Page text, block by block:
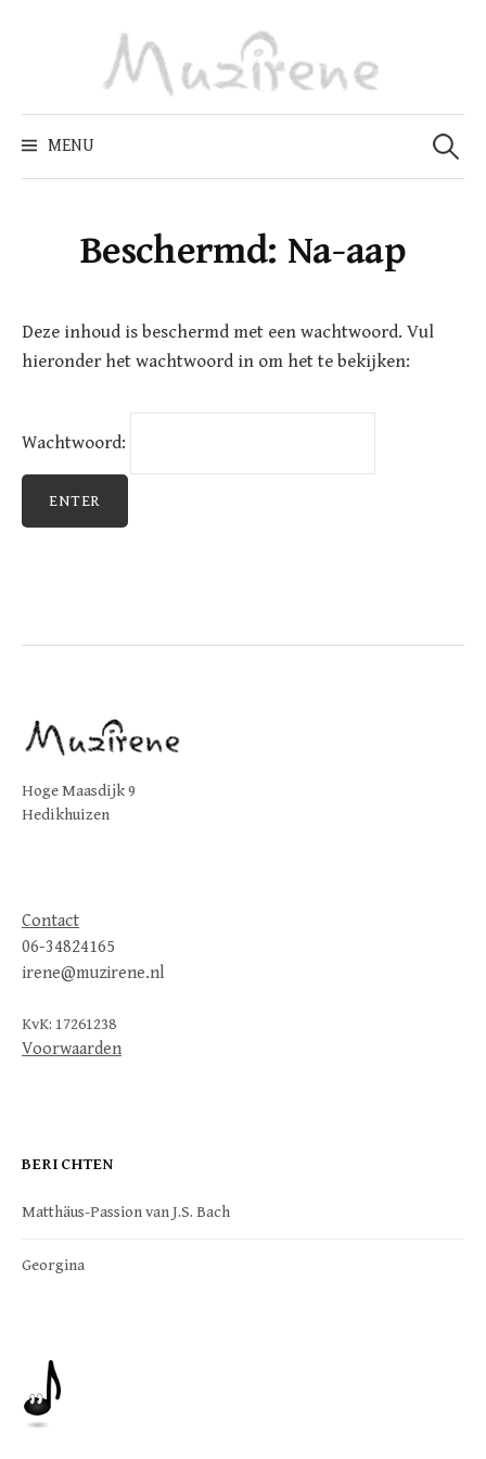
MENU
Zoeken
naar:
Beschermd: Na-aap
Deze inhoud is beschermd met een wachtwoord. Vul
hieronder het wachtwoord in om het te bekijken:
Wachtwoord:
Hoge Maasdijk 9
Hedikhuizen
Contact
06-34824165
irene@muzirene.nl
KvK: 17261238
Voorwaarden
BERICHTEN
Matthäus-Passion van J.S. Bach
Georgina